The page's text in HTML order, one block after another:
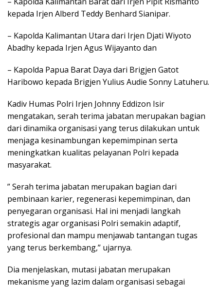
kepada Irjen Alberd Teddy Benhard Sianipar.
– Kapolda Kalimantan Utara dari Irjen Djati Wiyoto
Abadhy kepada Irjen Agus Wijayanto dan
– Kapolda Papua Barat Daya dari Brigjen Gatot
Haribowo kepada Brigjen Yulius Audie Sonny Latuheru.
Kadiv Humas Polri Irjen Johnny Eddizon Isir
mengatakan, serah terima jabatan merupakan bagian
dari dinamika organisasi yang terus dilakukan untuk
menjaga kesinambungan kepemimpinan serta
meningkatkan kualitas pelayanan Polri kepada
masyarakat.
” Serah terima jabatan merupakan bagian dari
pembinaan karier, regenerasi kepemimpinan, dan
penyegaran organisasi. Hal ini menjadi langkah
strategis agar organisasi Polri semakin adaptif,
profesional dan mampu menjawab tantangan tugas
yang terus berkembang,” ujarnya.
Dia menjelaskan, mutasi jabatan merupakan
mekanisme yang lazim dalam organisasi sebagai